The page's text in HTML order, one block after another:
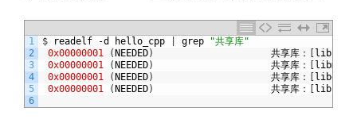
1
2
3
4
5
6
$ readelf -d hello_cpp grep
"共享库"
0x00000001
( NEEDED) 共享库： libstdc
0x00000001
( NEEDED) 共享库： libm
0x00000001
( NEEDED) 共享库：
0x00000001
( NEEDED) 共享库： libc